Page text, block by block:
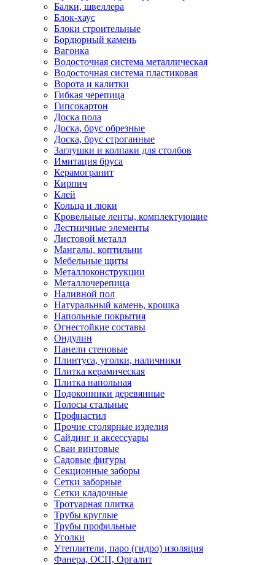
Балки, швеллера
Блок-хаус
Блоки строительные
Бордюрный камень
Вагонка
Водосточная система металлическая
Водосточная система пластиковая
Ворота и калитки
Гибкая черепица
Гипсокартон
Доска пола
Доска, брус обрезные
Доска, брус строганные
Заглушки и колпаки для столбов
Имитация бруса
Керамогранит
Кирпич
Клей
Кольца и люки
Кровельные ленты, комплектующие
Лестничные элементы
Листовой металл
Мангалы, коптильни
Мебельные щиты
Металлоконструкции
Металлочерепица
Наливной пол
Натуральный камень, крошка
Напольные покрытия
Огнестойкие составы
Ондулин
Панели стеновые
Плинтуса, уголки, наличники
Плитка керамическая
Плитка напольная
Подоконники деревянные
Полосы стальные
Профнастил
Прочие столярные изделия
Сайдинг и аксессуары
Сваи винтовые
Садовые фигуры
Секционные заборы
Сетки заборные
Сетки кладочные
Тротуарная плитка
Трубы круглые
Трубы профильные
Уголки
Утеплители, паро (гидро) изоляция
Фанера, ОСП, Оргалит